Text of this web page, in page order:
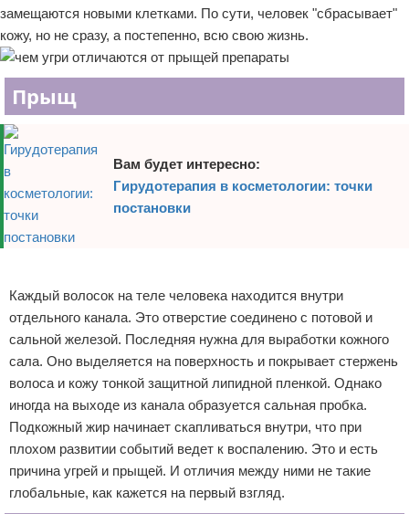
замещаются новыми клетками. По сути, человек "сбрасывает"
кожу, но не сразу, а постепенно, всю свою жизнь.
Прыщ
Вам будет интересно:
Гирудотерапия в косметологии: точки
постановки
Каждый волосок на теле человека находится внутри
отдельного канала. Это отверстие соединено с потовой и
сальной железой. Последняя нужна для выработки кожного
сала. Оно выделяется на поверхность и покрывает стержень
волоса и кожу тонкой защитной липидной пленкой. Однако
иногда на выходе из канала образуется сальная пробка.
Подкожный жир начинает скапливаться внутри, что при
плохом развитии событий ведет к воспалению. Это и есть
причина угрей и прыщей. И отличия между ними не такие
глобальные, как кажется на первый взгляд.